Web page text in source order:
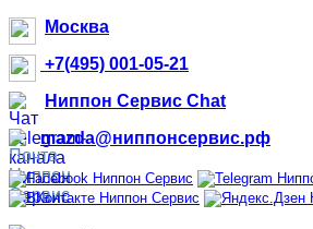
Москва
+7(495) 001-05-21
Ниппон Сервис Chat
mazda@ниппонсервис.рф